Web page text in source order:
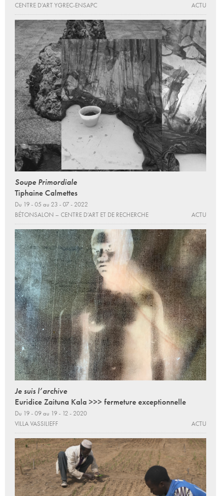
CENTRE D’ART YGREC-ENSAPC
ACTU
Soupe Primordiale
Tiphaine Calmettes
Du 19 - 05 au 23 - 07 - 2022
BÉTONSALON – CENTRE D’ART ET DE RECHERCHE
ACTU
Je suis l’archive
Euridice Zaituna Kala >>> fermeture exceptionnelle
Du 19 - 09 au 19 - 12 - 2020
VILLA VASSILIEFF
ACTU